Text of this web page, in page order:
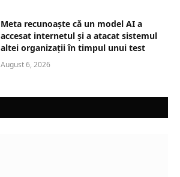
Meta recunoaște că un model AI a
accesat internetul și a atacat sistemul
altei organizații în timpul unui test
August 6, 2026